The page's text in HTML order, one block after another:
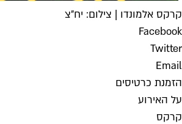
קרקס אלמונדו | צילום: יח"צ
Facebook
Twitter
Email
הזמנת כרטיסים
על האירוע
קרקס